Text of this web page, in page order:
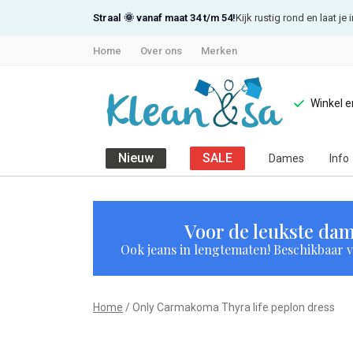
Straal 🌞 vanaf maat 34 t/m 54!Kijk rustig rond en laat je
Home Over ons Merken
Winkel
Nieuw SALE Dames Info
Carmakoma
Thyra
Voor de leukste
Ook jeans in lengtematen! Beschikbaar
Home Only Carmakoma Thyra life peplon dress